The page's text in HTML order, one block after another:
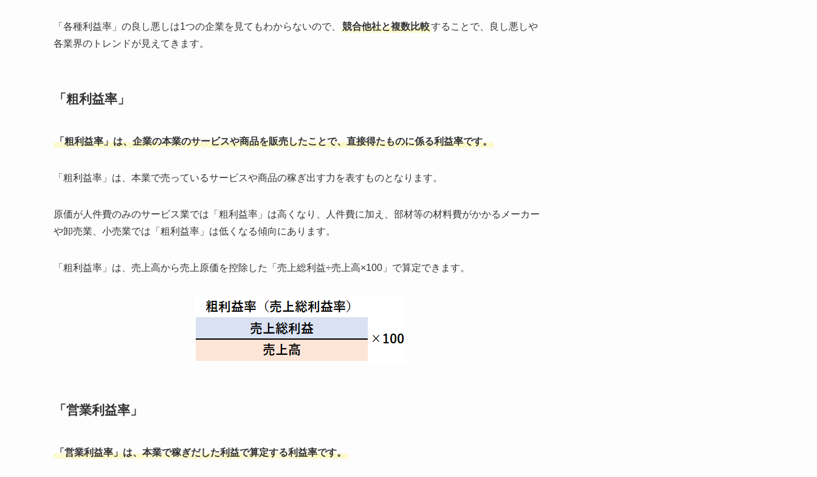
「各種利益率」の良し悪しは1つの企業を見てもわからないので、 競合他社と複数比較することで、良し悪しや
各業界のトレンドが見えてきます。
「 粗利益率」
「粗利益率」は、企業の本業のサービスや商品を販売したことで、直接得たものに係る利益率です。
「粗利益率」は、本業で売っているサービスや商品の稼ぎ出す力を表すものとなります。
原価が人件費のみのサービス業では「粗利益率」は高くなり、人件費に加え、部材等の材料費がかかるメーカー
や卸売業、小売業では「粗利益率」は低くなる傾向にあります。
「粗利益率」は、売上高から売上原価を控除した「売上総利益÷売上高×100」で算定できます。
「 営業利益率」
「営業利益率」は、本業で稼ぎだした利益で算定する利益率です。